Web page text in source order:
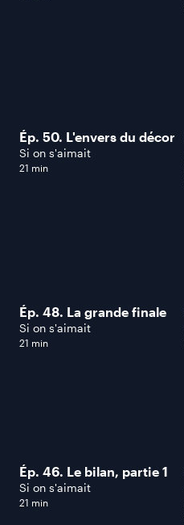
Ép. 50. L'envers du décor
Si on s'aimait
21 min
Ép. 48. La grande finale
Si on s'aimait
21 min
Ép. 46. Le bilan, partie 1
Si on s'aimait
21 min